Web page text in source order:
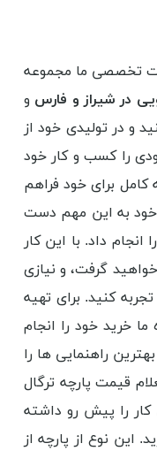
تخصصی ما مجموعه
در شیراز و فارس و
و در تولیدی خود از
را کسب و کار خود
کامل برای خود فراهم
خود به این مهم دست
داد. با این کار
گرفت، و نیازی
کنید. برای تهیه
خرید خود را انجام
راهنمایی ها را
قیمت پارچه ترگال
را پیش رو داشته
این نوع از پارچه از